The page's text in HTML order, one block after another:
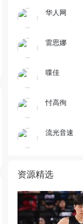
华人网
雷思娜
喋佳
忖高徇
流光音速
资源精选